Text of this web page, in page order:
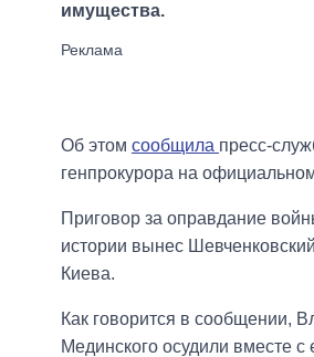
имущества.
Об этом сообщила пресс-
генпрокурора на
Приговор за оправдание
истории вынес
Киева.
Как говорится в сообщении,
Мединского осудили вместе